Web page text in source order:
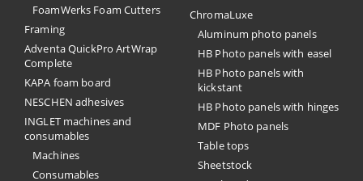
FoamWerks Foam Cutters
Framing
Adventa QuickPro ArtWrap
Complete
KAPA foam board
NESCHEN adhesives
INGLET machines and
consumables
Machines
Consumables
ChromaLuxe
Aluminum photo panels
HB Photo panels with easel
HB Photo panels with
kickstant
HB Photo panels with hinges
MDF Photo panels
Table tops
Sheetstock